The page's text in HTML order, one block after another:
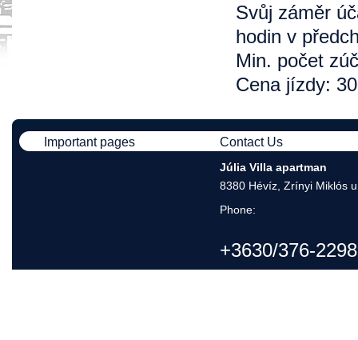
Svůj záměr
hodin v
Min. počet
Cena jízdy:
Important pages Contact Us
Júlia Villa apartman
8380 Hévíz, Zrínyi Miklós
Phone:
+3630/376-2298